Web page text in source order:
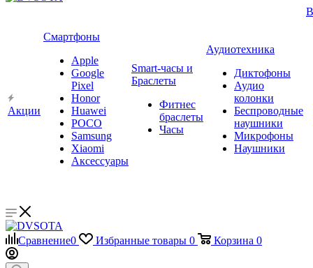
Акции
Смартфоны
Apple
Google
Pixel
Honor
Huawei
POCO
Samsung
Xiaomi
Аксессуары
Smart-часы и
Браслеты
Фитнес
браслеты
Часы
Аудиотехника
Диктофоны
Аудио
колонки
Беспроводные
наушники
Микрофоны
Наушники
Сравнение0 Избранные товары 0 Корзина 0